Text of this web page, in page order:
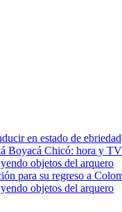
en estado de ebriedad
Boyacá Chicó: hora y TV
objetos del arquero
para su regreso a
objetos del arquero